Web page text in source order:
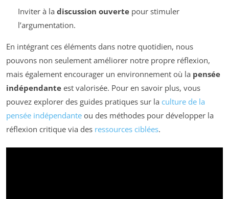
Inviter à la discussion ouvertepour stimuler
l’argumentation.
En intégrant ces éléments dans notre quotidien, nous
pouvons non seulement améliorer notre propre réflexion,
mais également encourager un environnement où la pensée
indépendante est valorisée. Pour en savoir plus, vous
pouvez explorer des guides pratiques sur la culture de la
pensée indépendante ou des méthodes pour développer la
réflexion critique via des ressources ciblées.